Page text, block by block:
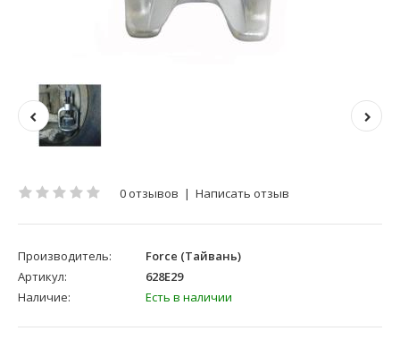
0 отзывов | Написать отзыв
Производитель:
Force (Тайвань)
Артикул:
628E29
Наличие:
Есть в наличии